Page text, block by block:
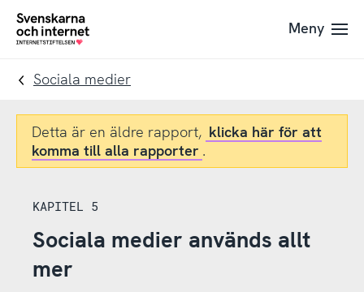
Till
navigation
Till
innehåll
To
Meny
Sociala medier
Detta är en äldre rapport, klicka här för att
komma till alla rapporter .
KAPITEL 5
Sociala medier används allt
mer